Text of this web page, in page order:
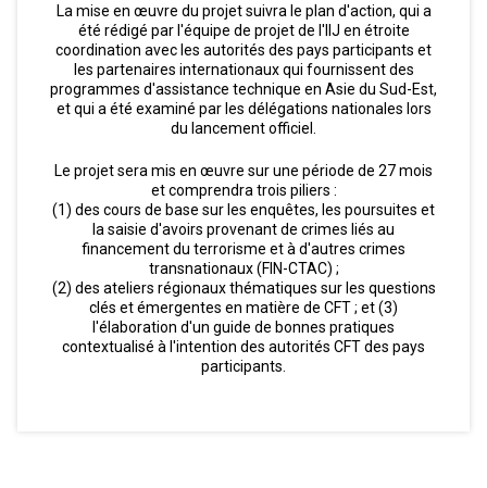
La mise en œuvre du projet suivra le plan d'action, qui a
été rédigé par l'équipe de projet de l'IIJ en étroite
coordination avec les autorités des pays participants et
les partenaires internationaux qui fournissent des
programmes d'assistance technique en Asie du Sud-Est,
et qui a été examiné par les délégations nationales lors
du lancement officiel.
Le projet sera mis en œuvre sur une période de 27 mois
et comprendra trois piliers :
(1) des cours de base sur les enquêtes, les poursuites et
la saisie d'avoirs provenant de crimes liés au
financement du terrorisme et à d'autres crimes
transnationaux (FIN-CTAC) ;
(2) des ateliers régionaux thématiques sur les questions
clés et émergentes en matière de CFT ; et (3)
l'élaboration d'un guide de bonnes pratiques
contextualisé à l'intention des autorités CFT des pays
participants.